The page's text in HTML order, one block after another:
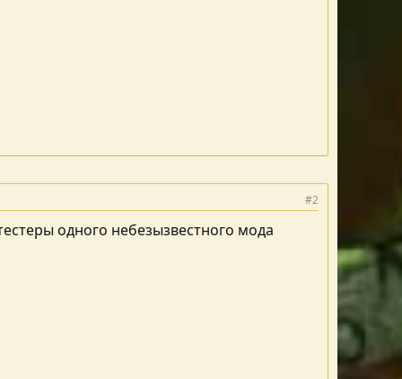
#2
одного небезызвестного мода